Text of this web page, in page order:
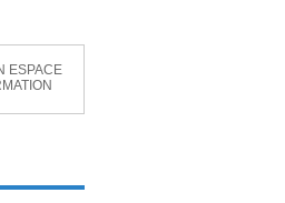
ESPACE